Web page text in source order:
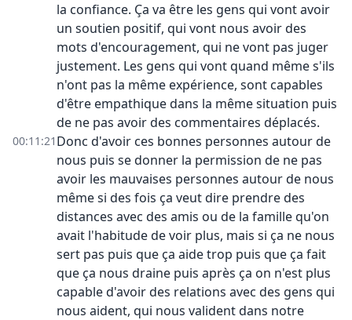
la confiance. Ça va être les gens qui vont avoir
un soutien positif, qui vont nous avoir des
mots d'encouragement, qui ne vont pas juger
justement. Les gens qui vont quand même s'ils
n'ont pas la même expérience, sont capables
d'être empathique dans la même situation puis
de ne pas avoir des commentaires déplacés.
00:11:21 Donc d'avoir ces bonnes personnes autour de
nous puis se donner la permission de ne pas
avoir les mauvaises personnes autour de nous
même si des fois ça veut dire prendre des
distances avec des amis ou de la famille qu'on
avait l'habitude de voir plus, mais si ça ne nous
sert pas puis que ça aide trop puis que ça fait
que ça nous draine puis après ça on n'est plus
capable d'avoir des relations avec des gens qui
nous aident, qui nous valident dans notre